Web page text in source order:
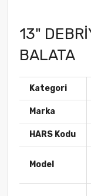
13"
BALATA
Kategori
Marka
HARS Kodu
Model